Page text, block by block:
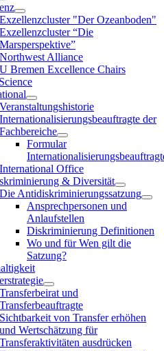
Exzellenzcluster "Der Ozeanboden"
Exzellenzcluster “Die
Marsperspektive”
Northwest Alliance
U Bremen Excellence Chairs
Veranstaltungshistorie
Internationalisierungsbeauftragte der
Fachbereiche
Formular
International Office
& Diversität
Die Antidiskriminierungssatzung
Ansprechpersonen und
Anlaufstellen
Diskriminierung Definitionen
Wo und für Wen gilt die
Satzung?
Transferbeirat und
Transferbeauftragte
Sichtbarkeit von Transfer erhöhen
und Wertschätzung für
Transferaktivitäten ausdrücken